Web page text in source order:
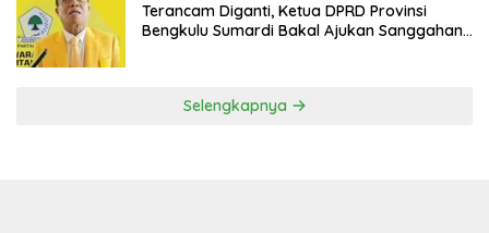
Terancam Diganti, Ketua DPRD Provinsi
Bengkulu Sumardi Bakal Ajukan Sanggahan
Selengkapnya